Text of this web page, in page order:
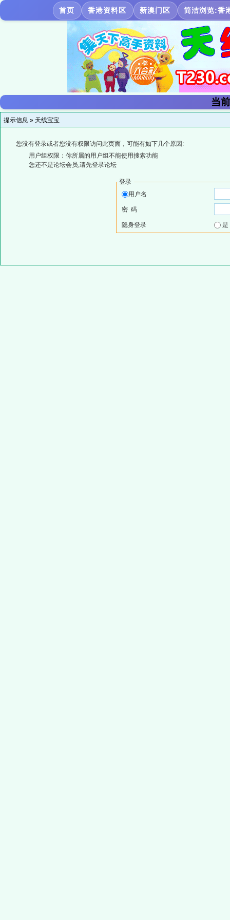
首页 香港资料区 新澳门区 简洁浏览:香
当
提示信息 » 天线宝宝
您没有登录或者您没有权限访问此页面，可能有如下几个原因:
用户组权限：你所属的用户组不能使用搜索功能
您还不是论坛会员,请先登录论坛
登录
用户名
密 码
隐身登录